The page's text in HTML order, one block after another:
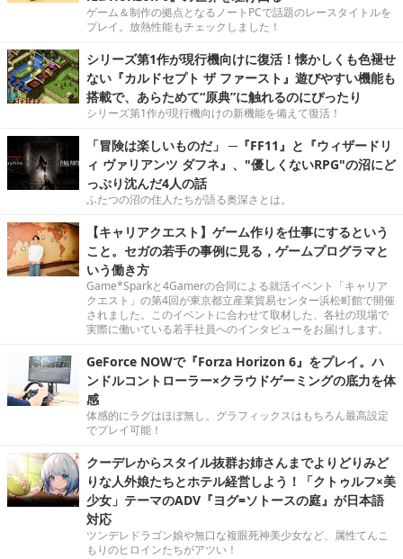
ゲーム＆制作の拠点となるノートPCで話題のレースタイトルを
プレイ。放熱性能もチェックしました！
シリーズ第1作が現行機向けに復活！懐かしくも色褪せ
ない『カルドセプト ザ ファースト』遊びやすい機能も
搭載で、あらためて“原典”に触れるのにぴったり
シリーズ第1作が現行機向けの新機能を備えて復活！
「冒険は楽しいものだ」 ─『FF11』と『ウィザードリ
ィ ヴァリアンツ ダフネ』、"優しくないRPG"の沼にど
っぷり沈んだ4人の話
ふたつの沼の住人たちが語る奥深さとは。
【キャリアクエスト】ゲーム作りを仕事にするという
こと。セガの若手の事例に見る，ゲームプログラマと
いう働き方
Game*Sparkと4Gamerの合同による就活イベント「キャリア
クエスト」の第4回が東京都立産業貿易センター浜松町館で開催
されました。このイベントに合わせて取材した、各社の現場で
実際に働いている若手社員へのインタビューをお届けします。
GeForce NOWで『Forza Horizon 6』をプレイ。ハ
ンドルコントローラー×クラウドゲーミングの底力を体
感
体感的にラグはほぼ無し。グラフィックスはもちろん最高設定
でプレイ可能！
クーデレからスタイル抜群お姉さんまでよりどりみど
りな人外娘たちとホテル経営しよう！「クトゥルフ×美
少女」テーマのADV『ヨグ=ソトースの庭』が日本語
対応
ツンデレドラゴン娘や無口な複眼死神美少女など、属性てんこ
もりのヒロインたちがアツい！